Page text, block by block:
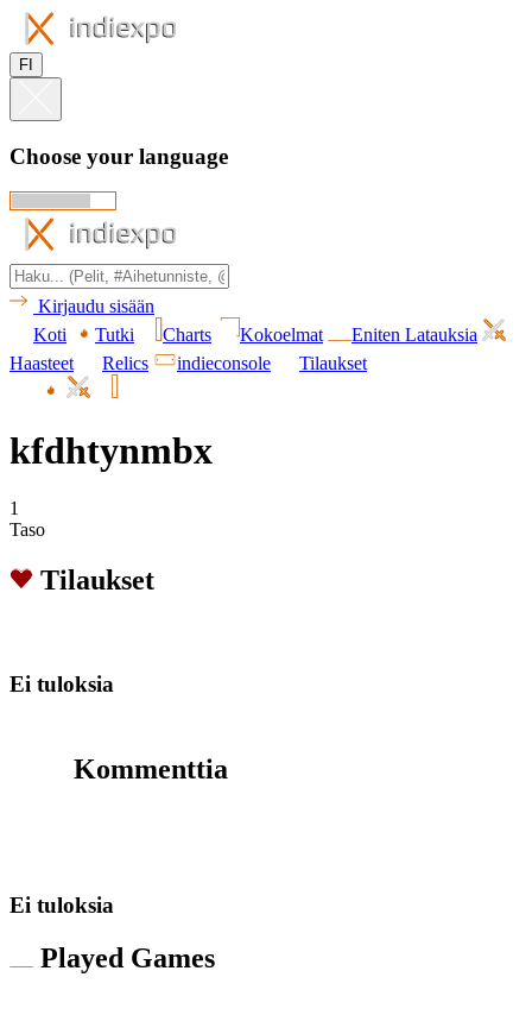
FI
Choose your language
Kirjaudu sisään
Koti
Tutki Charts Kokoelmat
Eniten Latauksia
Haasteet
Relics indieconsole Tilaukset
kfdhtynmbx
1
Taso
Tilaukset
Ei tuloksia
Kommenttia
Ei tuloksia
Played Games